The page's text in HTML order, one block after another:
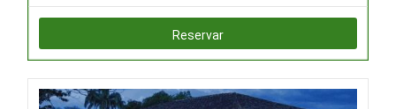
Reservar